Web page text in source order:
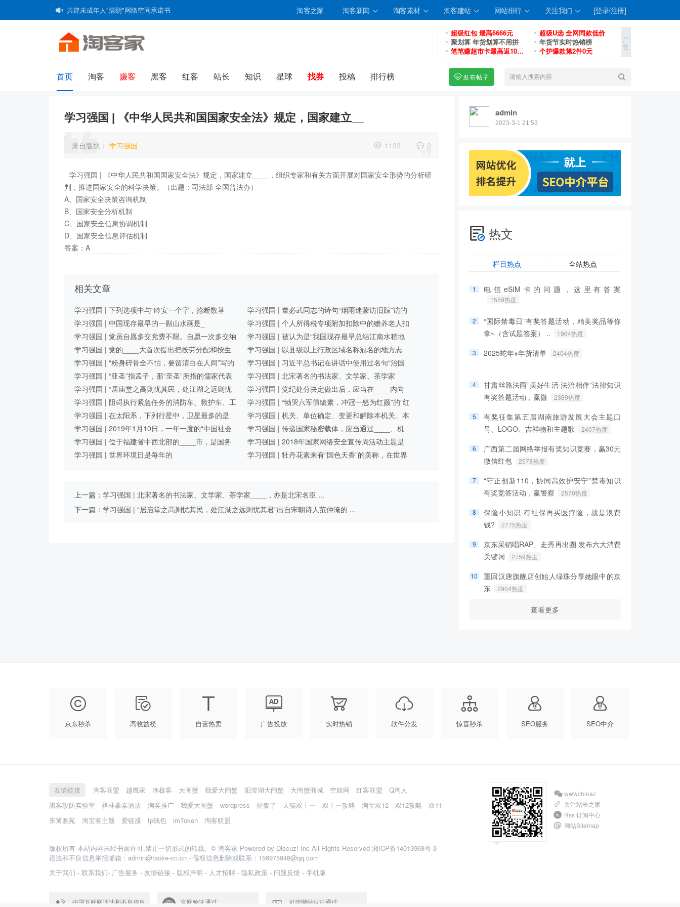
共建未成年人"清朗"网络空间承诺书 淘客之家 淘客新闻 淘客素材 淘客建站 网站排行 关注我们 [登录/注册]
超级红包 最高6666元
超级U选 全网同款低价
聚划算 年货划算不用拼
年货节实时热销榜
笔笔赚超市卡最高返100元
个护爆款第2件0元
首页 淘客 赚客 黑客 红客 站长 知识 星球 找券 投稿 排行榜 发布帖子
学习强国 | 《中华人民共和国国家安全法》规定，国家建立__
来自版块： 学习强国 1193 0
学习强国 | 《中华人民共和国国家安全法》规定，国家建立____，组织专家和有关方面开展对国家安全形势的分析研
判，推进国家安全的科学决策。（出题：司法部 全国普法办）
A、国家安全决策咨询机制
B、国家安全分析机制
C、国家安全信息协调机制
D、国家安全信息评估机制
答案：A
相关文章
学习强国 | 下列选项中与“吟安一个字，捻断数茎
须”的内涵表达一致的是 ...
学习强国 | 董必武同志的诗句“烟雨迷蒙访旧踪”访的
是浙江嘉兴 ...
学习强国 | 中国现存最早的一副山水画是_
学习强国 | 个人所得税专项附加扣除中的赡养老人扣
除，被赡养人需年满____周岁 ...
学习强国 | 党员自愿多交党费不限。自愿一次多交纳
____元以上的党费 ...
学习强国 | 被认为是“我国现存最早总结江南水稻地
区栽培技术的一部农书”的 ...
学习强国 | 党的____大首次提出把按劳分配和按生
产要素分配结合起来 ...
学习强国 | 以县级以上行政区域名称冠名的地方志
书、地方综合年鉴 ...
学习强国 | “粉身碎骨全不怕，要留清白在人间”写的
是_
学习强国 | 习近平总书记在讲话中使用过名句“治国
有常，而利民为本” ...
学习强国 | “亚圣”指孟子，那“至圣”所指的儒家代表
人物是 ...
学习强国 | 北宋著名的书法家、文学家、茶学家
____，亦是北宋名臣 ...
学习强国 | “居庙堂之高则忧其民，处江湖之远则忧
其君”出自宋朝诗人范仲淹的 ...
学习强国 | 党纪处分决定做出后，应当在____内向
受处分党员所在党的基层 ...
学习强国 | 阻碍执行紧急任务的消防车、救护车、工
程抢险车、警车等车辆通 ...
学习强国 | “恸哭六军俱缟素，冲冠一怒为红颜”的“红
颜”指的是 ...
学习强国 | 在太阳系，下列行星中，卫星最多的是
____？
学习强国 | 机关、单位确定、变更和解除本机关、本
单位的国家秘密 ...
学习强国 | 2019年1月10日，一年一度的“中国社会
科学院考古学论坛 ...
学习强国 | 传递国家秘密载体，应当通过____、机
要通信或者其他符合保密要求 ...
学习强国 | 位于福建省中西北部的____市，是国务
院批准建立的全国集体林区改革试验 ...
学习强国 | 2018年国家网络安全宣传周活动主题是
学习强国 | 世界环境日是每年的
学习强国 | 牡丹花素来有“国色天香”的美称，在世界
上一篇： 学习强国 | 北宋著名的书法家、文学家、茶学家____，亦是北宋名臣 ...
下一篇： 学习强国 | “居庙堂之高则忧其民，处江湖之远则忧其君”出自宋朝诗人范仲淹的 ...
admin
2023-3-1 21:53
热文
栏目热点 全站热点
1 电信eSIM卡的问题，这里有答案
1559热度
2
“国际禁毒日”有奖答题活动，精美奖品等你
拿~（含试题答案） ..
1964热度
3 2025蛇年※年货清单 2404热度
4
甘肃丝路法雨“美好生活·法治相伴”法律知识
有奖答题活动，赢微
2389热度
5
有奖征集第五届湖南旅游发展大会主题口
号、LOGO、吉祥物和主题歌
2407热度
6
广西第二届网络举报有奖知识竞赛，赢30元
微信红包
2578热度
7
“守正创新110，协同高效护安宁”禁毒知识
有奖竞答活动，赢警察
2570热度
8
保险小知识 有社保再买医疗险，就是浪费
钱?
2775热度
9
京东采销唱RAP、走秀再出圈 发布六大消费
关键词
2759热度
10
重回汉唐旗舰店创始人绿珠分享她眼中的京
东
2904热度
查看更多
京东秒杀 高收益榜 自营热卖 广告投放 实时热销 软件分发 惊喜秒杀 SEO服务 SEO中介
友情链接 淘客联盟 越鹰家 渔极客 大闸蟹 我爱大闸蟹 阳澄湖大闸蟹 大闸蟹商城 空姐网 红客联盟
Q淘人
黑客攻防实验室
格林豪泰酒店 淘客推广 我爱大闸蟹 wordpress 征集了 天猫双十一 双十一攻略 淘宝双12 双12攻略
双11
东篱雅苑
淘宝客主题 爱链接 tp钱包 imToken 淘客联盟
版权所有 本站内容未经书面许可,禁止一切形式的转载。© 淘客家 Powered by Discuz! Inc All Rights Reserved 湘ICP备14013968号-3
违法和不良信息举报邮箱：admin@taoke-cn.cn - 侵权信息删除或联系：156975948@qq.com
关于我们 - 联系我们- 广告服务 - 友情链接 - 版权声明 - 人才招聘 - 隐私政策 - 问题反馈 - 手机版
中国互联网违法和不良信息
官网验证通过
可信网站认证通过
wwwchinaz
关注站长之家
Rss 订阅中心
网站Sitemap